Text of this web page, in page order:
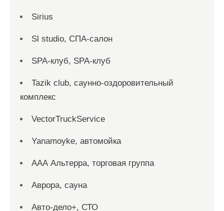
Sirius
Sl studio, СПА-салон
SPA-клуб, SPA-клуб
Tazik club, саунно-оздоровительный
комплекс
VectorTruckService
Yanamoyke, автомойка
ААА Альтерра, торговая группа
Аврора, сауна
Авто-дело+, СТО